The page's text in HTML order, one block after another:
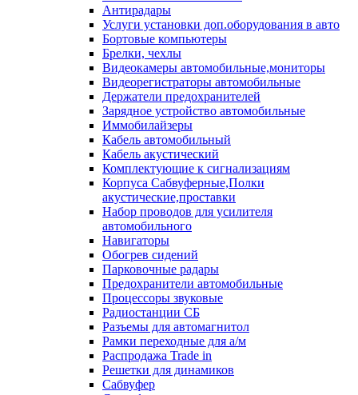
Антирадары
Услуги установки доп.оборудования в авто
Бортовые компьютеры
Брелки, чехлы
Видеокамеры автомобильные,мониторы
Видеорегистраторы автомобильные
Держатели предохранителей
Зарядное устройство автомобильные
Иммобилайзеры
Кабель автомобильный
Кабель акустический
Комплектующие к сигнализациям
Корпуса Сабвуферные,Полки
акустические,проставки
Набор проводов для усилителя
автомобильного
Навигаторы
Обогрев сидений
Парковочные радары
Предохранители автомобильные
Процессоры звуковые
Радиостанции СБ
Разъемы для автомагнитол
Рамки переходные для а/м
Распродажа Trade in
Решетки для динамиков
Сабвуфер